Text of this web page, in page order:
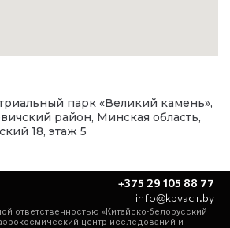
парк «Великий камень»,
район, Минская область,
18, этаж 5
ответственностью «Китайско-белорусский
центр исследований и
+375 29 105 88 77
info@kbvacir.by